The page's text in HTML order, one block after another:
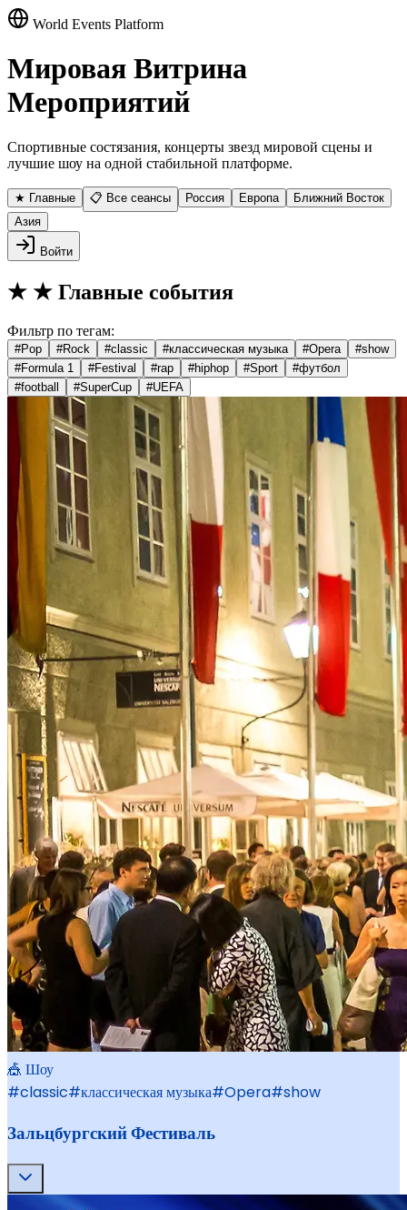
World Events Platform
Мировая Витрина
Мероприятий
Спортивные состязания, концерты звезд мировой сцены и
лучшие шоу на одной стабильной платформе.
★ Главные 📋 Все сеансы Россия Европа
Ближний Восток
Азия
Войти
★ ★ Главные события
Фильтр по тегам:
#Pop #Rock #classic #классическая музыка #Opera #show
#Formula 1 #Festival #rap #hiphop #Sport #футбол
#football #SuperCup #UEFA
🎪 Шоу
#classic#классическая музыка#Opera#show
Зальцбургский Фестиваль